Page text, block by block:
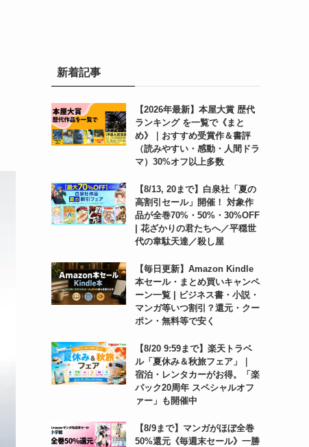
新着記事
【2026年最新】本屋大賞 歴代
ランキング を一覧で《まと
め》｜おすすめ受賞作＆書評
（読みやすい・感動・人間ドラ
マ）30%オフ以上多数
【8/13, 20まで】白泉社「夏の
高割引セール」開催！ 対象作
品が全巻70%・50%・30%OFF
| 花ざかりの君たちへ／平穏世
代の韋駄天達／殺し屋
【毎日更新】Amazon Kindle
本セール・まとめ買いキャンペ
ーン一覧 | ビジネス書・小説・
マンガ等いつ割引？還元・クー
ポン・無料等で安く
【8/20 9:59まで】楽天トラベ
ル「夏休み＆秋旅フェア」｜
宿泊・レンタカーがお得。「楽
パック20周年 スペシャルオフ
ァー」も開催中
【8/9まで】マンガがほぼ全巻
50%還元《毎週末セール》一勝